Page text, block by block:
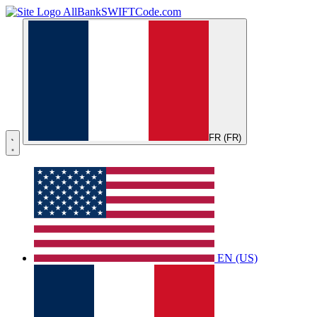
AllBankSWIFTCode.com
FR (FR)
EN (US)